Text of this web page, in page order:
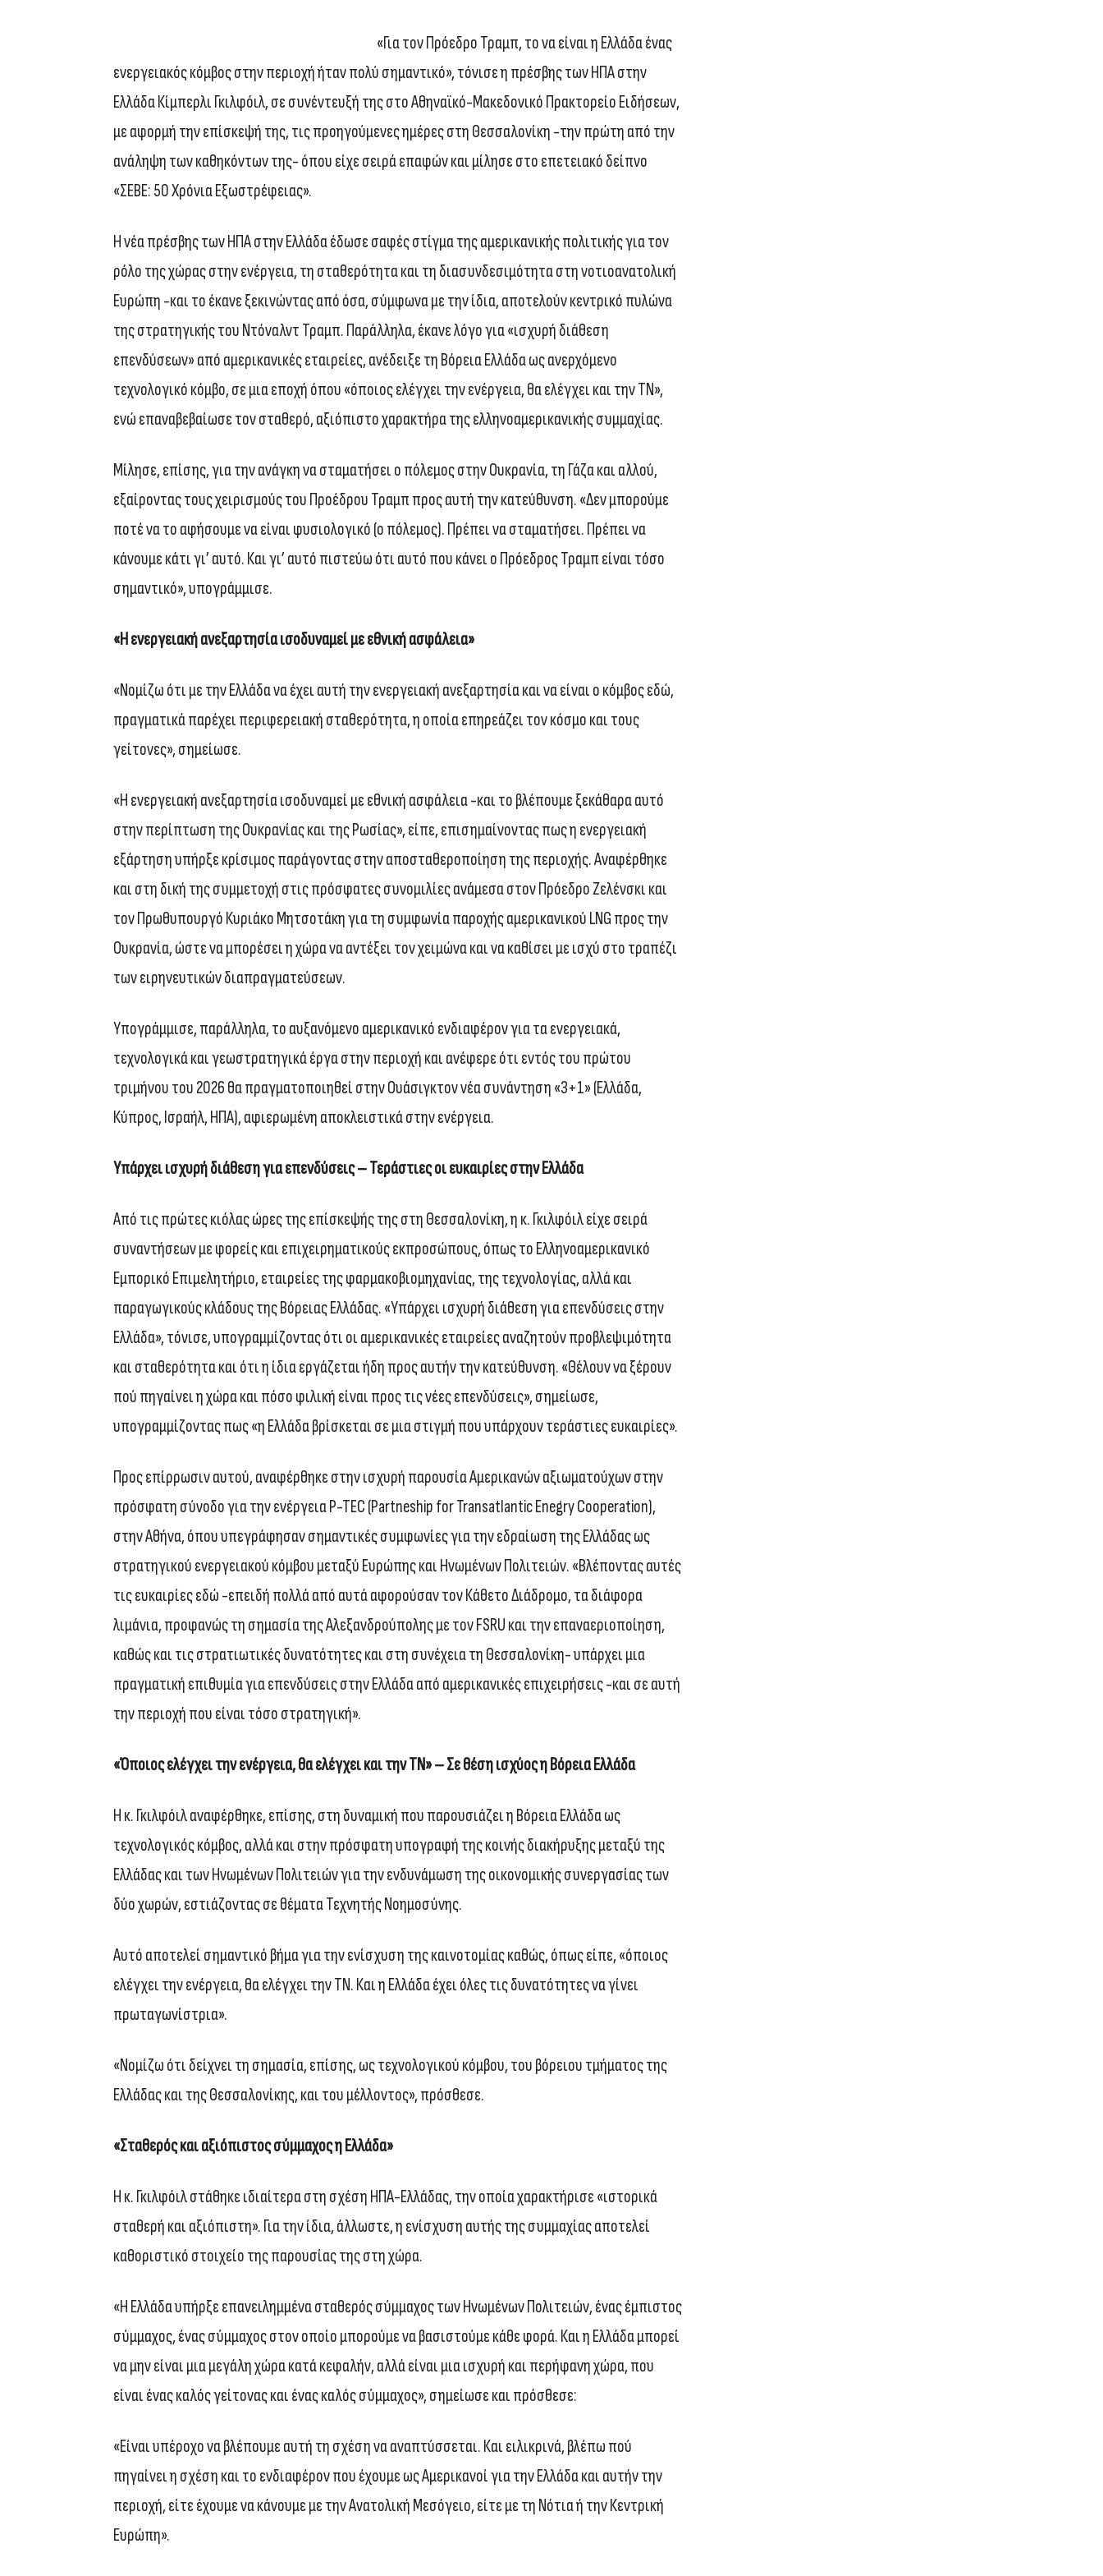
«Για τον Πρόεδρο Τραμπ, το να είναι η Ελλάδα ένας
ενεργειακός κόμβος στην περιοχή ήταν πολύ σημαντικό», τόνισε η πρέσβης των ΗΠΑ στην
Ελλάδα Κίμπερλι Γκιλφόιλ, σε συνέντευξή της στο Αθηναϊκό-Μακεδονικό Πρακτορείο Ειδήσεων,
με αφορμή την επίσκεψή της, τις προηγούμενες ημέρες στη Θεσσαλονίκη -την πρώτη από την
ανάληψη των καθηκόντων της- όπου είχε σειρά επαφών και μίλησε στο επετειακό δείπνο
«ΣΕΒΕ: 50 Χρόνια Εξωστρέφειας».
Η νέα πρέσβης των ΗΠΑ στην Ελλάδα έδωσε σαφές στίγμα της αμερικανικής πολιτικής για τον
ρόλο της χώρας στην ενέργεια, τη σταθερότητα και τη διασυνδεσιμότητα στη νοτιοανατολική
Ευρώπη -και το έκανε ξεκινώντας από όσα, σύμφωνα με την ίδια, αποτελούν κεντρικό πυλώνα
της στρατηγικής του Ντόναλντ Τραμπ. Παράλληλα, έκανε λόγο για «ισχυρή διάθεση
επενδύσεων» από αμερικανικές εταιρείες, ανέδειξε τη Βόρεια Ελλάδα ως ανερχόμενο
τεχνολογικό κόμβο, σε μια εποχή όπου «όποιος ελέγχει την ενέργεια, θα ελέγχει και την ΤΝ»,
ενώ επαναβεβαίωσε τον σταθερό, αξιόπιστο χαρακτήρα της ελληνοαμερικανικής συμμαχίας.
Μίλησε, επίσης, για την ανάγκη να σταματήσει ο πόλεμος στην Ουκρανία, τη Γάζα και αλλού,
εξαίροντας τους χειρισμούς του Προέδρου Τραμπ προς αυτή την κατεύθυνση. «Δεν μπορούμε
ποτέ να το αφήσουμε να είναι φυσιολογικό (ο πόλεμος). Πρέπει να σταματήσει. Πρέπει να
κάνουμε κάτι γι’ αυτό. Και γι’ αυτό πιστεύω ότι αυτό που κάνει ο Πρόεδρος Τραμπ είναι τόσο
σημαντικό», υπογράμμισε.
«Η ενεργειακή ανεξαρτησία ισοδυναμεί με εθνική ασφάλεια»
«Νομίζω ότι με την Ελλάδα να έχει αυτή την ενεργειακή ανεξαρτησία και να είναι ο κόμβος εδώ,
πραγματικά παρέχει περιφερειακή σταθερότητα, η οποία επηρεάζει τον κόσμο και τους
γείτονες», σημείωσε.
«Η ενεργειακή ανεξαρτησία ισοδυναμεί με εθνική ασφάλεια -και το βλέπουμε ξεκάθαρα αυτό
στην περίπτωση της Ουκρανίας και της Ρωσίας», είπε, επισημαίνοντας πως η ενεργειακή
εξάρτηση υπήρξε κρίσιμος παράγοντας στην αποσταθεροποίηση της περιοχής. Αναφέρθηκε
και στη δική της συμμετοχή στις πρόσφατες συνομιλίες ανάμεσα στον Πρόεδρο Ζελένσκι και
τον Πρωθυπουργό Κυριάκο Μητσοτάκη για τη συμφωνία παροχής αμερικανικού LNG προς την
Ουκρανία, ώστε να μπορέσει η χώρα να αντέξει τον χειμώνα και να καθίσει με ισχύ στο τραπέζι
των ειρηνευτικών διαπραγματεύσεων.
Υπογράμμισε, παράλληλα, το αυξανόμενο αμερικανικό ενδιαφέρον για τα ενεργειακά,
τεχνολογικά και γεωστρατηγικά έργα στην περιοχή και ανέφερε ότι εντός του πρώτου
τριμήνου του 2026 θα πραγματοποιηθεί στην Ουάσιγκτον νέα συνάντηση «3+1» (Ελλάδα,
Κύπρος, Ισραήλ, ΗΠΑ), αφιερωμένη αποκλειστικά στην ενέργεια.
Υπάρχει ισχυρή διάθεση για επενδύσεις – Τεράστιες οι ευκαιρίες στην Ελλάδα
Από τις πρώτες κιόλας ώρες της επίσκεψής της στη Θεσσαλονίκη, η κ. Γκιλφόιλ είχε σειρά
συναντήσεων με φορείς και επιχειρηματικούς εκπροσώπους, όπως το Ελληνοαμερικανικό
Εμπορικό Επιμελητήριο, εταιρείες της φαρμακοβιομηχανίας, της τεχνολογίας, αλλά και
παραγωγικούς κλάδους της Βόρειας Ελλάδας. «Υπάρχει ισχυρή διάθεση για επενδύσεις στην
Ελλάδα», τόνισε, υπογραμμίζοντας ότι οι αμερικανικές εταιρείες αναζητούν προβλεψιμότητα
και σταθερότητα και ότι η ίδια εργάζεται ήδη προς αυτήν την κατεύθυνση. «Θέλουν να ξέρουν
πού πηγαίνει η χώρα και πόσο φιλική είναι προς τις νέες επενδύσεις», σημείωσε,
υπογραμμίζοντας πως «η Ελλάδα βρίσκεται σε μια στιγμή που υπάρχουν τεράστιες ευκαιρίες».
Προς επίρρωσιν αυτού, αναφέρθηκε στην ισχυρή παρουσία Αμερικανών αξιωματούχων στην
πρόσφατη σύνοδο για την ενέργεια P-TEC (Partneship for Transatlantic Enegry Cooperation),
στην Αθήνα, όπου υπεγράφησαν σημαντικές συμφωνίες για την εδραίωση της Ελλάδας ως
στρατηγικού ενεργειακού κόμβου μεταξύ Ευρώπης και Ηνωμένων Πολιτειών. «Βλέποντας αυτές
τις ευκαιρίες εδώ -επειδή πολλά από αυτά αφορούσαν τον Κάθετο Διάδρομο, τα διάφορα
λιμάνια, προφανώς τη σημασία της Αλεξανδρούπολης με τον FSRU και την επαναεριοποίηση,
καθώς και τις στρατιωτικές δυνατότητες και στη συνέχεια τη Θεσσαλονίκη- υπάρχει μια
πραγματική επιθυμία για επενδύσεις στην Ελλάδα από αμερικανικές επιχειρήσεις -και σε αυτή
την περιοχή που είναι τόσο στρατηγική».
«Όποιος ελέγχει την ενέργεια, θα ελέγχει και την ΤΝ» – Σε θέση ισχύος η Βόρεια Ελλάδα
Η κ. Γκιλφόιλ αναφέρθηκε, επίσης, στη δυναμική που παρουσιάζει η Βόρεια Ελλάδα ως
τεχνολογικός κόμβος, αλλά και στην πρόσφατη υπογραφή της κοινής διακήρυξης μεταξύ της
Ελλάδας και των Ηνωμένων Πολιτειών για την ενδυνάμωση της οικονομικής συνεργασίας των
δύο χωρών, εστιάζοντας σε θέματα Τεχνητής Νοημοσύνης.
Αυτό αποτελεί σημαντικό βήμα για την ενίσχυση της καινοτομίας καθώς, όπως είπε, «όποιος
ελέγχει την ενέργεια, θα ελέγχει την ΤΝ. Και η Ελλάδα έχει όλες τις δυνατότητες να γίνει
πρωταγωνίστρια».
«Νομίζω ότι δείχνει τη σημασία, επίσης, ως τεχνολογικού κόμβου, του βόρειου τμήματος της
Ελλάδας και της Θεσσαλονίκης, και του μέλλοντος», πρόσθεσε.
«Σταθερός και αξιόπιστος σύμμαχος η Ελλάδα»
Η κ. Γκιλφόιλ στάθηκε ιδιαίτερα στη σχέση ΗΠΑ-Ελλάδας, την οποία χαρακτήρισε «ιστορικά
σταθερή και αξιόπιστη». Για την ίδια, άλλωστε, η ενίσχυση αυτής της συμμαχίας αποτελεί
καθοριστικό στοιχείο της παρουσίας της στη χώρα.
«Η Ελλάδα υπήρξε επανειλημμένα σταθερός σύμμαχος των Ηνωμένων Πολιτειών, ένας έμπιστος
σύμμαχος, ένας σύμμαχος στον οποίο μπορούμε να βασιστούμε κάθε φορά. Και η Ελλάδα μπορεί
να μην είναι μια μεγάλη χώρα κατά κεφαλήν, αλλά είναι μια ισχυρή και περήφανη χώρα, που
είναι ένας καλός γείτονας και ένας καλός σύμμαχος», σημείωσε και πρόσθεσε:
«Είναι υπέροχο να βλέπουμε αυτή τη σχέση να αναπτύσσεται. Και ειλικρινά, βλέπω πού
πηγαίνει η σχέση και το ενδιαφέρον που έχουμε ως Αμερικανοί για την Ελλάδα και αυτήν την
περιοχή, είτε έχουμε να κάνουμε με την Ανατολική Μεσόγειο, είτε με τη Νότια ή την Κεντρική
Ευρώπη».